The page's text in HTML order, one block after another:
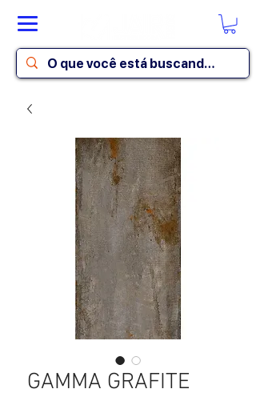
GAMMA GRAFITE